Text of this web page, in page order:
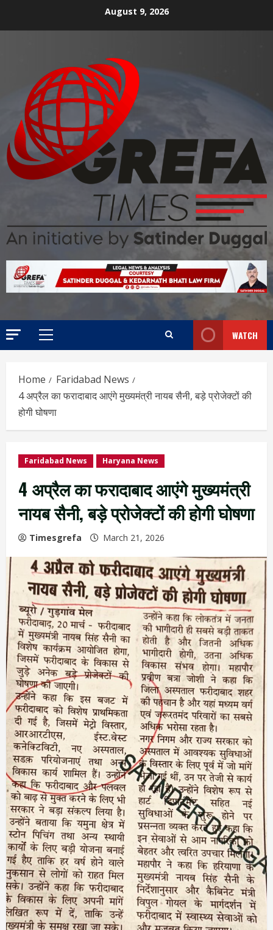
August 9, 2026
WATCH
Home
Faridabad News
4 अप्रैल का फरादाबाद आएंगे मुख्यमंत्री नायब सैनी, बड़े प्रोजेक्टों की
होगी घोषणा
Faridabad News Haryana News
4 अप्रैल का फरादाबाद आएंगे मुख्यमंत्री
नायब सैनी, बड़े प्रोजेक्टों की होगी घोषणा
Timesgrefa March 21, 2026